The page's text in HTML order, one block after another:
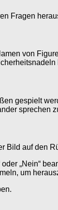
Fragen
von
gespielt
sprechen
auf den
„Nein“
um